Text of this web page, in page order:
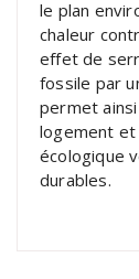
le plan
chaleur
effet de
fossile par
permet
logement
écologique
durables.